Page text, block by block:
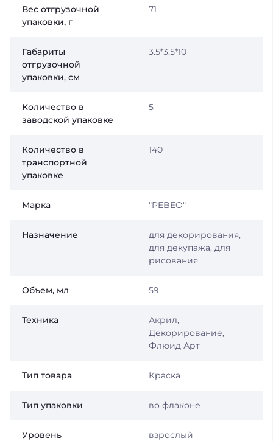
Вес отгрузочной
упаковки, г
71
Габариты
отгрузочной
упаковки, см
3.5*3.5*10
Количество в
заводской упаковке
5
Количество в
транспортной
упаковке
140
Марка "PEBEO"
Назначение
для декорирования,
для декупажа, для
рисования
Объем, мл 59
Техника
Акрил,
Декорирование,
Флюид Арт
Тип товара Краска
Тип упаковки во флаконе
Уровень
взрослый